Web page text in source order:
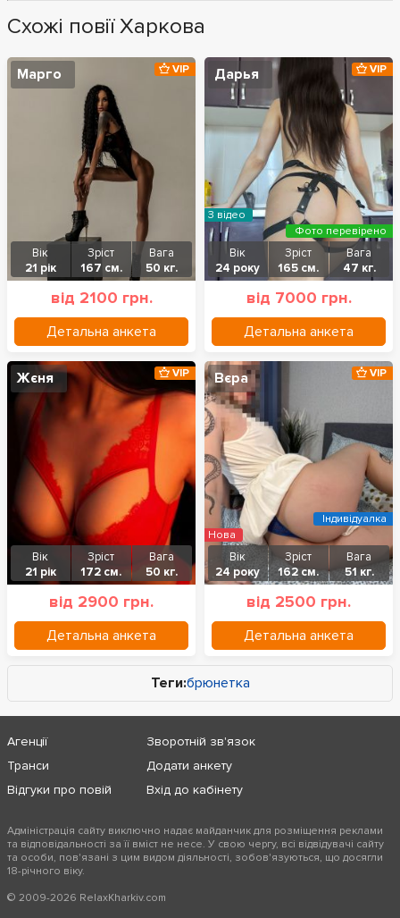
Схожі повії Харкова
Марго
Вік
21 рік
Зріст
167 см.
Вага
50 кг.
від 2100 грн.
Детальна анкета
VIP Дарья
Вік
24 року
Зріст
165 см.
Вага
47 кг.
від 7000 грн.
Детальна анкета
VIP
З відео
Фото перевірено
Жєня
Вік
21 рік
Зріст
172 см.
Вага
50 кг.
від 2900 грн.
Детальна анкета
VIP Вєра
Вік
24 року
Зріст
162 см.
Вага
51 кг.
від 2500 грн.
Детальна анкета
VIP
Нова
Індивідуалка
Теги:брюнетка
Агенції
Транси
Відгуки про повій
Зворотній зв'язок
Додати анкету
Вхід до кабінету
Адміністрація сайту виключно надає майданчик для розміщення реклами
та відповідальності за її вміст не несе. У свою чергу, всі відвідувачі сайту
та особи, пов'язані з цим видом діяльності, зобов'язуються, що досягли
18-річного віку.
© 2009-2026 RelaxKharkiv.com